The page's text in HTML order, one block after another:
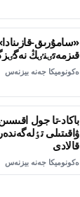
«سامۇرىق-
قىزمەتٸنٸڭ
ەكونوميكا جەنە بيزنەس
باكاد-تا جول
ۋاقىتىلى
قالادى
ەكونوميكا جەنە بيزنەس